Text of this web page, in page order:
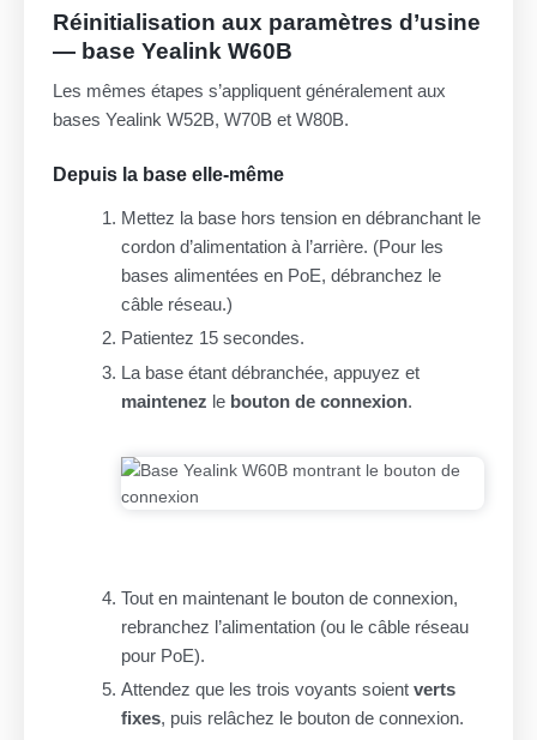
Réinitialisation aux paramètres d’usine
— base Yealink W60B
Les mêmes étapes s’appliquent généralement aux
bases Yealink W52B, W70B et W80B.
Depuis la base elle-même
Mettez la base hors tension en débranchant le
cordon d’alimentation à l’arrière. (Pour les
bases alimentées en PoE, débranchez le
câble réseau.)
Patientez 15 secondes.
La base étant débranchée, appuyez et
maintenez le bouton de connexion.
Tout en maintenant le bouton de connexion,
rebranchez l’alimentation (ou le câble réseau
pour PoE).
Attendez que les trois voyants soient verts
fixes, puis relâchez le bouton de connexion.